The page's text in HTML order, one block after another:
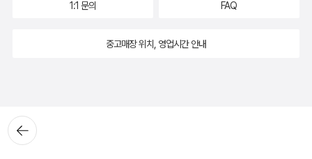
뒤로가
기
1:1 문의 FAQ
중고매장 위치, 영업시간 안내